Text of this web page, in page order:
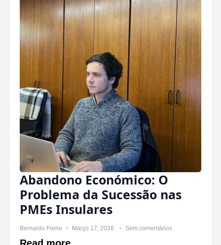
Abandono Económico: O
Problema da Sucessão nas
PMEs Insulares
Bernardo Freire Março 17, 2026 Sem comentários